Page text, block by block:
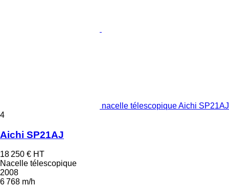
nacelle télescopique Aichi SP21AJ
4
Aichi SP21AJ
18 250 € HT
Nacelle télescopique
2008
6 768 m/h